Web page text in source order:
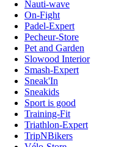
Nauti-wave
On-Fight
Padel-Expert
Pecheur-Store
Pet and Garden
Slowood Interior
Smash-Expert
Sneak'In
Sneakids
Sport is good
Training-Fit
Triathlon-Expert
TripNBikers